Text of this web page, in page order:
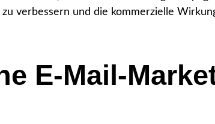
verbessern und die kommerzielle
E-Mail-